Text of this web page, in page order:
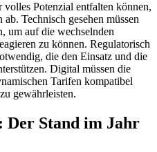
Potenzial entfalten können,
Technisch gesehen müssen
um auf die wechselnden
zu können. Regulatorisch
die den Einsatz und die
Digital müssen die
Tarifen kompatibel
gewährleisten.
Stand im Jahr